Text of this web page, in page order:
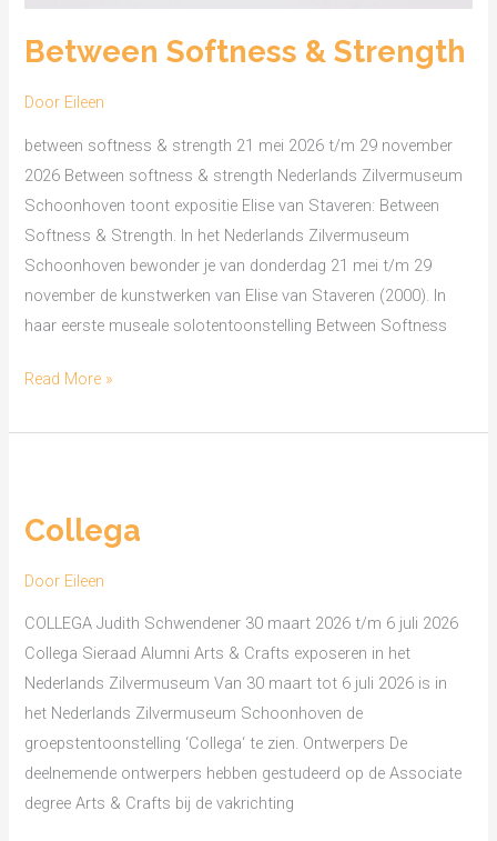
Between Softness & Strength
Door Eileen
between softness & strength 21 mei 2026 t/m 29 november
2026 Between softness & strength Nederlands Zilvermuseum
Schoonhoven toont expositie Elise van Staveren: Between
Softness & Strength. In het Nederlands Zilvermuseum
Schoonhoven bewonder je van donderdag 21 mei t/m 29
november de kunstwerken van Elise van Staveren (2000). In
haar eerste museale solotentoonstelling Between Softness
Read More »
Collega
Door Eileen
COLLEGA Judith Schwendener 30 maart 2026 t/m 6 juli 2026
Collega Sieraad Alumni Arts & Crafts exposeren in het
Nederlands Zilvermuseum Van 30 maart tot 6 juli 2026 is in
het Nederlands Zilvermuseum Schoonhoven de
groepstentoonstelling ‘Collega‘ te zien. Ontwerpers De
deelnemende ontwerpers hebben gestudeerd op de Associate
degree Arts & Crafts bij de vakrichting